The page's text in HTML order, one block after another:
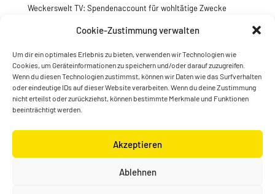
Cookie-Zustimmung verwalten
Um dir ein optimales Erlebnis zu bieten, verwenden wir Technologien wie
Cookies, um Geräteinformationen zu speichern und/oder darauf zuzugreifen.
Wenn du diesen Technologien zustimmst, können wir Daten wie das Surfverhalten
oder eindeutige IDs auf dieser Website verarbeiten. Wenn du deine Zustimmung
nicht erteilst oder zurückziehst, können bestimmte Merkmale und Funktionen
beeinträchtigt werden.
Akzeptieren
Ablehnen
Weckerswelt TV: Spendenaccount für wohltätige Zwecke
Jetzt spenden
© Konstantin Wecker | gestaltet von